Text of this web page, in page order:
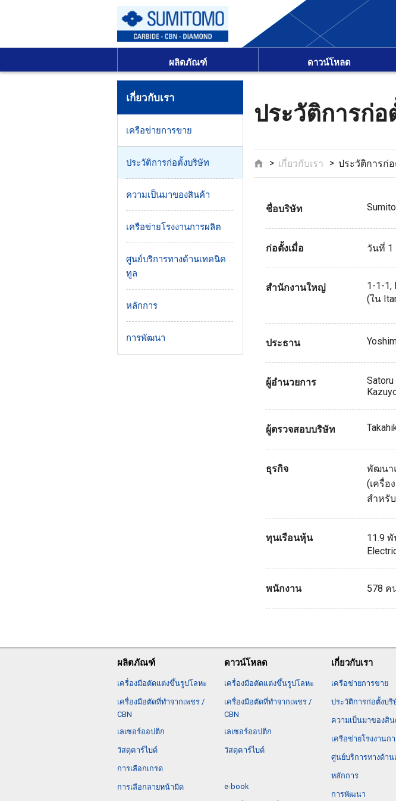
ผลิตภัณฑ์ ดาวน์โหลด
ประวัติการก่
เกี่ยวกับเรา ประวัติการก่
ชื่อบริษัท
ก่อตั้งเมื่อ วันที่ 1
สำนักงานใหญ่
1-1-1,
(ใน
ประธาน
ผู้อำนวยการ
Satoru
ผู้ตรวจสอบบริษัท
ธุรกิจ
พัฒนา
(เครื่อ
สำหรั
ทุนเรือนหุ้น
11.9
พนักงาน 578 ค
เกี่ยวกับเรา
เครือข่ายการขาย
ประวัติการก่อตั้งบริษัท
ความเป็นมาของสินค้า
เครือข่ายโรงงานการผลิต
ศูนย์บริการทางด้านเทคนิค
ทูล
หลักการ
การพัฒนา
ผลิตภัณฑ์
เครื่องมือตัดแต่งขึ้นรูปโลหะ
เครื่องมือตัดที่ทำจากเพชร /
CBN
เลเซอร์ออปติก
วัสดุคาร์ไบด์
การเลือกเกรด
การเลือกลายหน้ามีด
ดาวน์โหลด
เครื่องมือตัดแต่งขึ้นรูปโลหะ
เครื่องมือตัดที่ทำจากเพชร /
CBN
เลเซอร์ออปติก
วัสดุคาร์ไบด์
e-book
เกี่ยวกับเรา
เครือข่ายการขาย
ประวัติการก่อตั้งบริ
ความเป็นมาของสิ
เครือข่ายโรงงานก
ศูนย์บริการทางด้า
หลักการ
การพัฒนา